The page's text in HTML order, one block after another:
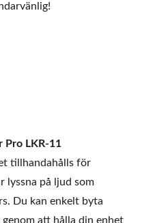
Pro LKR-11
tillhandahålls för
lyssna på ljud som
Du kan enkelt byta
att hålla din enhet